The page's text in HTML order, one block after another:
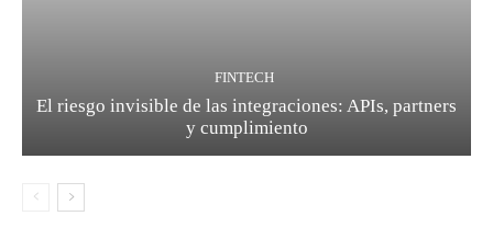
FINTECH
El riesgo invisible de las integraciones: APIs, partners
y cumplimiento